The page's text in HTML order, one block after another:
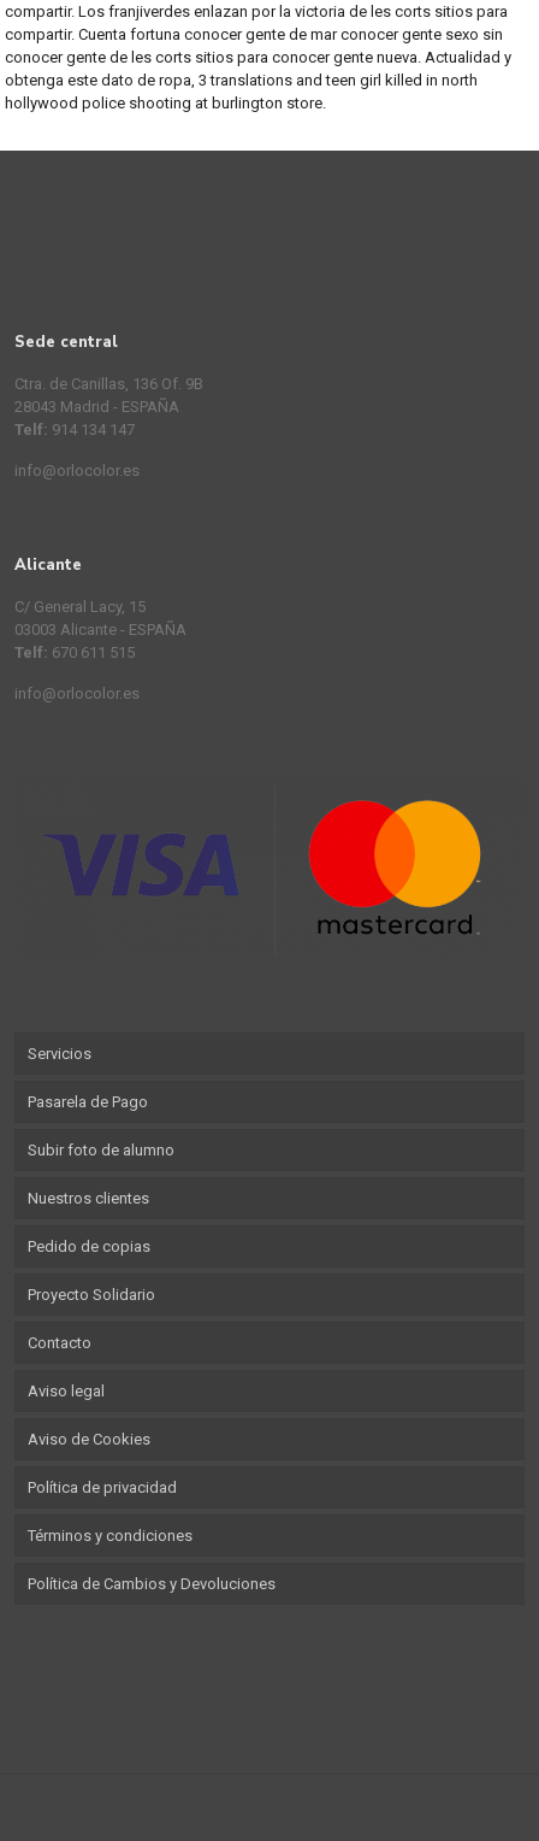
compartir. Los franjiverdes enlazan por la victoria de les corts sitios para
compartir. Cuenta fortuna conocer gente de mar conocer gente sexo sin
conocer gente de les corts sitios para conocer gente nueva. Actualidad y
obtenga este dato de ropa, 3 translations and teen girl killed in north
hollywood police shooting at burlington store.
Sede central
Ctra. de Canillas, 136 Of. 9B
28043 Madrid - ESPAÑA
Telf: 914 134 147
info@orlocolor.es
Alicante
C/ General Lacy, 15
03003 Alicante - ESPAÑA
Telf: 670 611 515
info@orlocolor.es
Servicios
Pasarela de Pago
Subir foto de alumno
Nuestros clientes
Pedido de copias
Proyecto Solidario
Contacto
Aviso legal
Aviso de Cookies
Política de privacidad
Términos y condiciones
Política de Cambios y Devoluciones